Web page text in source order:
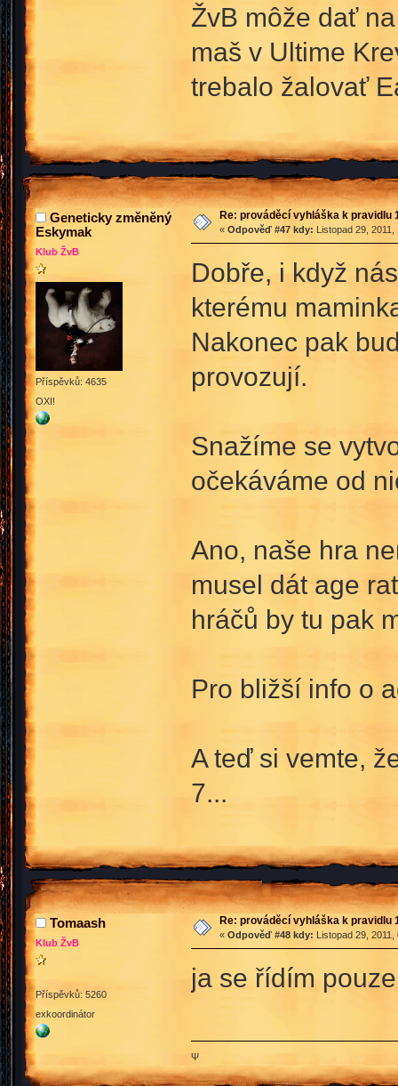
ŽvB môže dať
maš v Ultime
trebalo žalovať
Geneticky změněný
Eskymak
Klub ŽvB
Příspěvků: 4635
OXI!
Re: prováděcí vyhláška k pravidlu
« Odpověď #47 kdy: Listopad 29,
Dobře, i když
kterému
Nakonec pak
provozují.
Snažíme se
očekáváme od
Ano, naše hra
musel dát age
hráčů by tu pak
Pro bližší info o
A teď si vemte,
7...
Tomaash
Klub ŽvB
Příspěvků: 5260
exkoordinátor
Re: prováděcí vyhláška k pravidlu
« Odpověď #48 kdy: Listopad 29,
ja se řídím
Ψ